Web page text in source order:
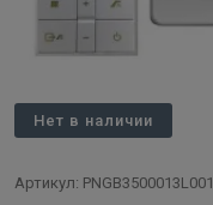
Нет в наличии
Артикул: PNGB3500013L001